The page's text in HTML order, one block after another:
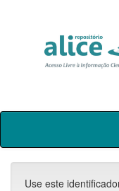
Skip
Use este